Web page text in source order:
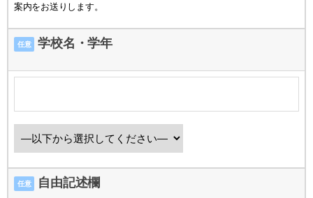
案内をお送りします。
任意 学校名・学年
任意 自由記述欄